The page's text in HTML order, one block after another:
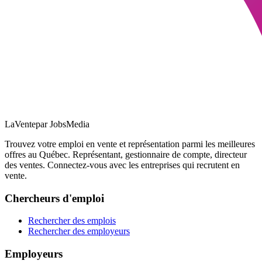
LaVentepar JobsMedia
Trouvez votre emploi en vente et représentation parmi les meilleures
offres au Québec. Représentant, gestionnaire de compte, directeur
des ventes. Connectez-vous avec les entreprises qui recrutent en
vente.
Chercheurs d'emploi
Rechercher des emplois
Rechercher des employeurs
Employeurs